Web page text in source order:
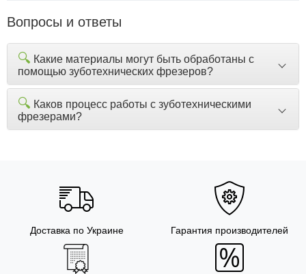
Вопросы и ответы
🔍 Какие материалы могут быть обработаны с
помощью зуботехнических фрезеров?
🔍 Каков процесс работы с зуботехническими
фрезерами?
Доставка по Украине Гарантия производителей